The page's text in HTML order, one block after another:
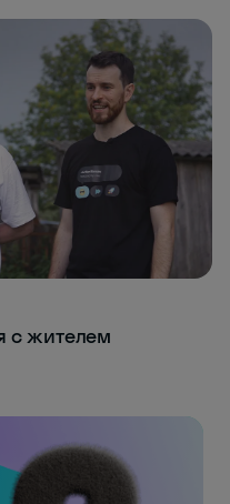
с жителем